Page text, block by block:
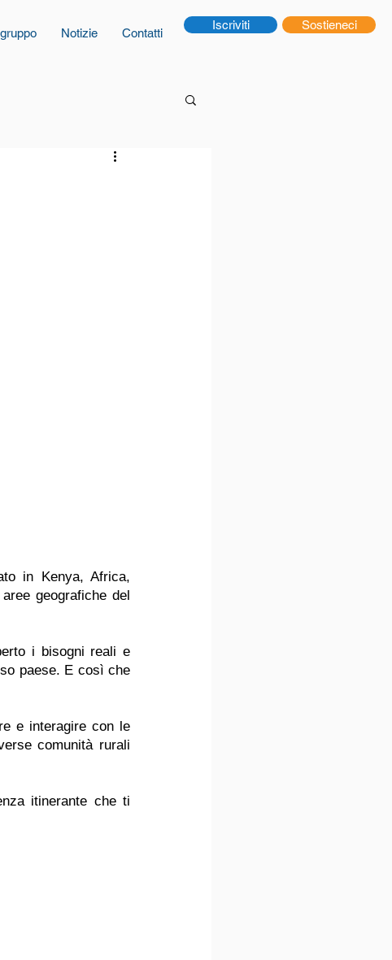
Sostieneci
Iscriviti
Notizie Contatti
in Kenya, Africa,
geografiche del
i bisogni reali e
paese. E così che
e interagire con le
comunità rurali
itinerante che ti